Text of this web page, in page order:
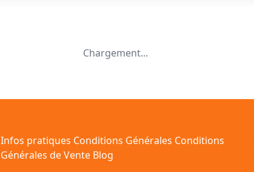
Chargement...
Infos pratiques Conditions Générales Conditions
Générales de Vente Blog